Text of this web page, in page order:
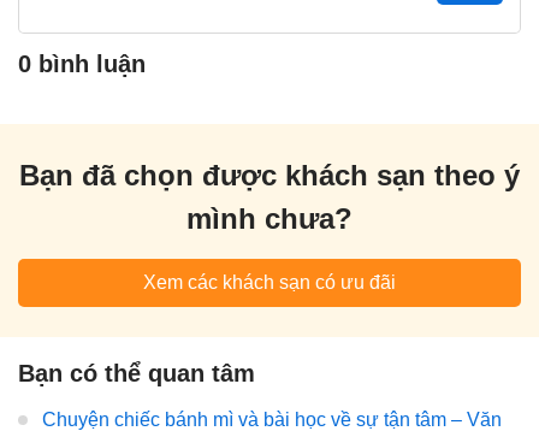
0 bình luận
Bạn đã chọn được khách sạn theo ý
mình chưa?
Xem các khách sạn có ưu đãi
Bạn có thể quan tâm
Chuyện chiếc bánh mì và bài học về sự tận tâm – Văn